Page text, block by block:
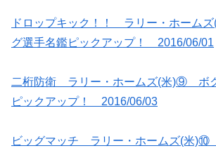
ドロップキック！！ ラリー・ホーム
グ選手名鑑ピックアップ！ 2016/06/01
二桁防衛 ラリー・ホームズ(米)⑨ ボ
ピックアップ！ 2016/06/03
ビッグマッチ ラリー・ホームズ(米)⑩